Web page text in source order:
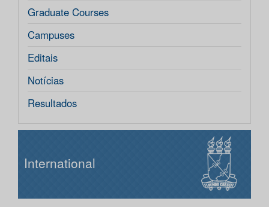
Graduate Courses
Campuses
Editais
Notícias
Resultados
International